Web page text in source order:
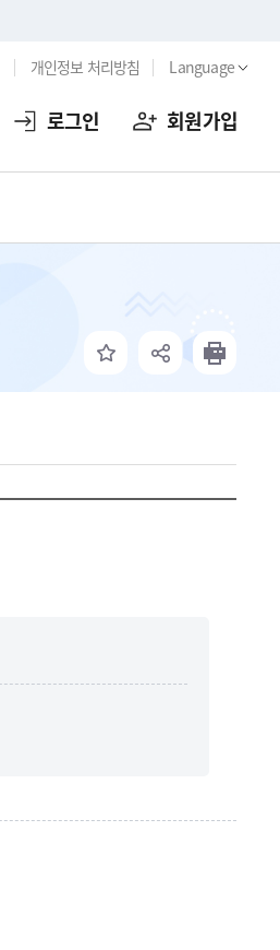
개인정보 처리방침 Language
로그인 회원가입